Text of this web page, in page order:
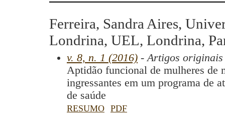
Ferreira, Sandra Aires,
Londrina, UEL, Londrina,
v. 8, n. 1 (2016) - Artigos originais
Aptidão funcional de mulheres de
ingressantes em um programa de
de saúde
RESUMO PDF